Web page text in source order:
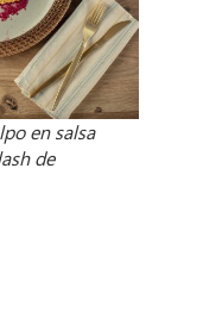
en salsa
de